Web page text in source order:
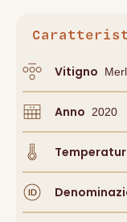
Vitigno
Anno 2020